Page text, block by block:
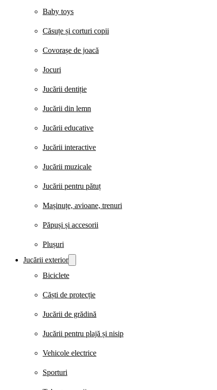
Baby toys
Căsuțe și corturi copii
Covorașe de joacă
Jocuri
Jucării dentiție
Jucării din lemn
Jucării educative
Jucării interactive
Jucării muzicale
Jucării pentru pătuț
Mașinuțe, avioane, trenuri
Păpuși și accesorii
Plușuri
Jucării exterior
Biciclete
Căști de protecție
Jucării de grădină
Jucării pentru plajă și nisip
Vehicole electrice
Sporturi